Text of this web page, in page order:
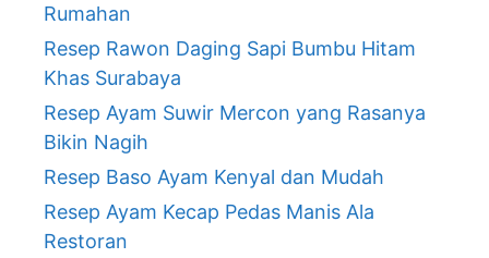
Rumahan
Resep Rawon Daging Sapi Bumbu Hitam
Khas Surabaya
Resep Ayam Suwir Mercon yang Rasanya
Bikin Nagih
Resep Baso Ayam Kenyal dan Mudah
Resep Ayam Kecap Pedas Manis Ala
Restoran